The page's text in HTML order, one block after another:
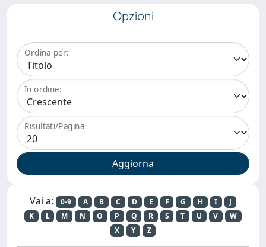
Opzioni
Ordina per:
In ordine:
Risultati/Pagina
Vai a: 0-9 A B C D E F G H I
J
K
L M N O P Q R S T U V
W
X
Y Z